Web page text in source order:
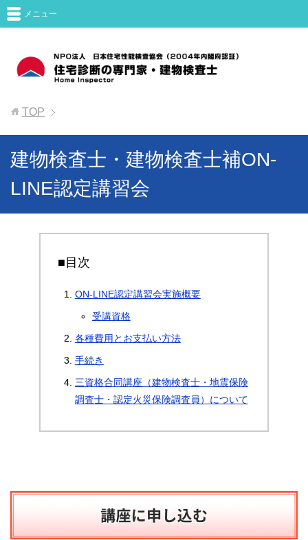
メニュー
TOP
建物検査士・建物検査士補ON-
LINE認定講習会
■目次
ON-LINE認定講習会実施概要
受講資格
各種費用とお支払い方法
手続き
三資格合同講座（建物検査士・地震保険
調査士・認定火災保険調査員）について